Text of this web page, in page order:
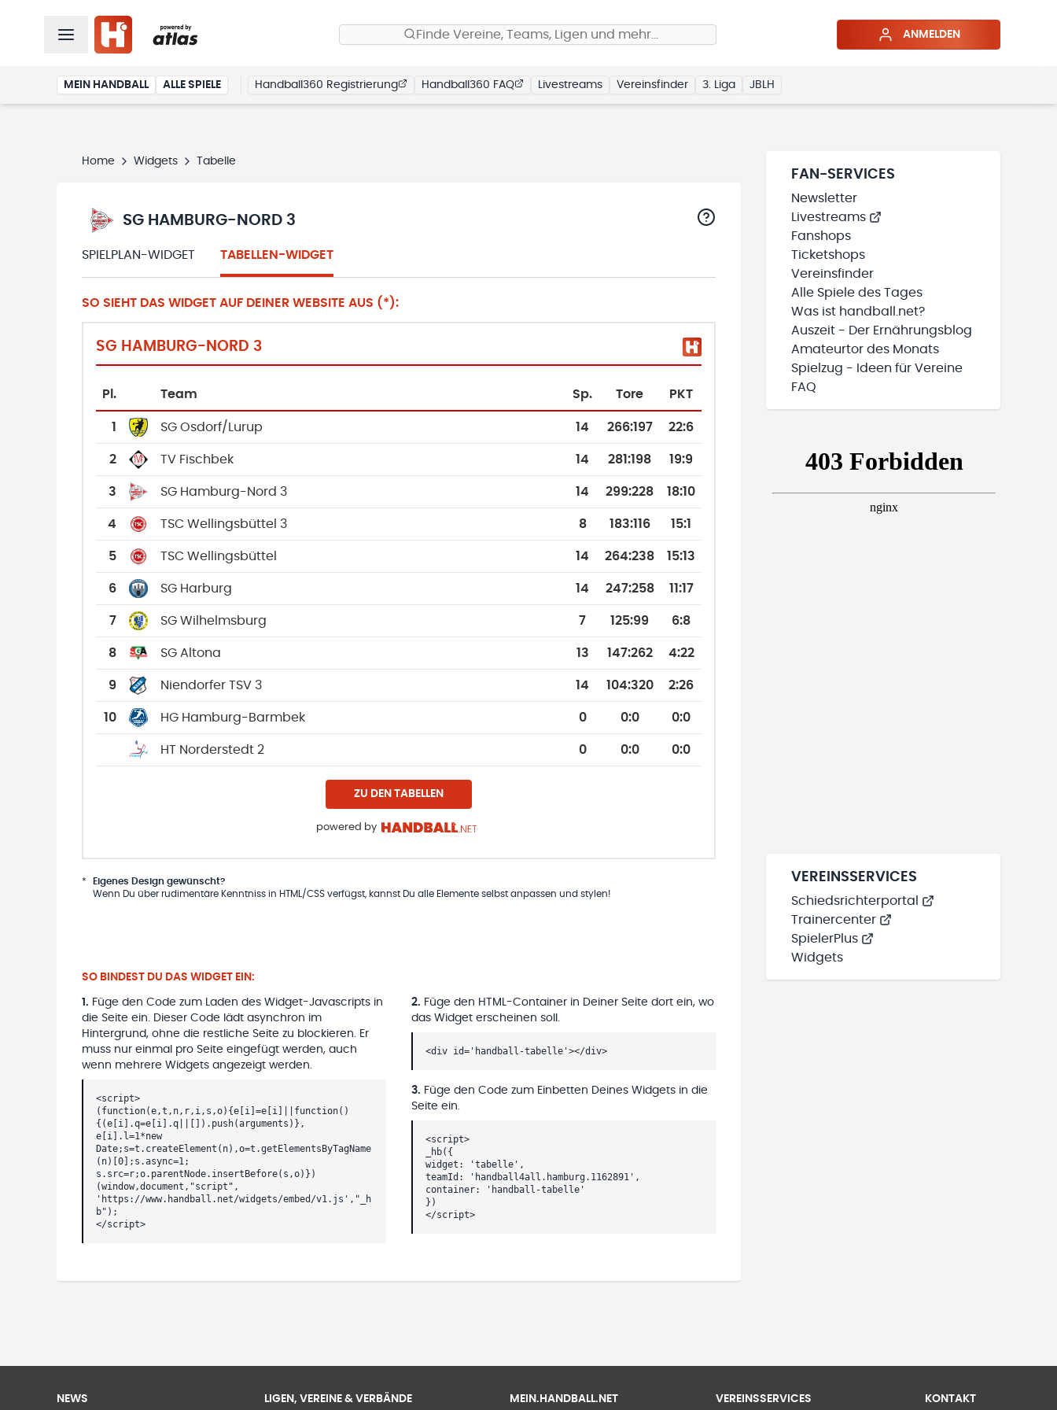
Finde Vereine, Teams, Ligen und mehr… ANMELDEN
MEIN HANDBALL ALLE SPIELE Handball360 Registrierung Handball360 FAQ Livestreams Vereinsfinder 3. Liga JBLH
Home Widgets Tabelle
SG HAMBURG-NORD 3
SPIELPLAN-WIDGET TABELLEN-WIDGET
SO SIEHT DAS WIDGET AUF DEINER WEBSITE AUS (*):
SG HAMBURG-NORD 3
Pl. Team Sp. Tore PKT
1 SG Osdorf/Lurup 14 266:197 22:6
2 TV Fischbek 14 281:198 19:9
3 SG Hamburg-Nord 3 14 299:228 18:10
4 TSC Wellingsbüttel 3 8 183:116 15:1
5 TSC Wellingsbüttel 14 264:238 15:13
6 SG Harburg 14 247:258 11:17
7 SG Wilhelmsburg 7 125:99 6:8
8 SG Altona 13 147:262 4:22
9 Niendorfer TSV 3 14 104:320 2:26
10 HG Hamburg-Barmbek 0 0:0 0:0
HT Norderstedt 2 0 0:0 0:0
ZU DEN TABELLEN
powered by
*
Eigenes Design gewünscht?
Wenn Du über rudimentäre Kenntniss in HTML/CSS verfügst, kannst Du alle Elemente selbst anpassen und stylen!
SO BINDEST DU DAS WIDGET EIN:
1 . Füge den Code zum Laden des Widget-Javascripts in
die Seite ein. Dieser Code lädt asynchron im
Hintergrund, ohne die restliche Seite zu blockieren. Er
muss nur einmal pro Seite eingefügt werden, auch
wenn mehrere Widgets angezeigt werden.
<script>
(function(e,t,n,r,i,s,o){e[i]=e[i]||function()
{(e[i].q=e[i].q||[]).push(arguments)},
e[i].l=1*new
Date;s=t.createElement(n),o=t.getElementsByTagName
(n)[0];s.async=1;
s.src=r;o.parentNode.insertBefore(s,o)})
(window,document,"script",
'https://www.handball.net/widgets/embed/v1.js',"_h
b");
</script>
2. Füge den HTML-Container in Deiner Seite dort ein, wo
das Widget erscheinen soll.
<div id='handball-tabelle'></div>
3. Füge den Code zum Einbetten Deines Widgets in die
Seite ein.
<script>
_hb({
widget: 'tabelle',
teamId: 'handball4all.hamburg.1162891',
container: 'handball-tabelle'
})
</script>
FAN-SERVICES
Newsletter
Livestreams
Fanshops
Ticketshops
Vereinsfinder
Alle Spiele des Tages
Was ist handball.net?
Auszeit - Der Ernährungsblog
Amateurtor des Monats
Spielzug - Ideen für Vereine
FAQ
VEREINSSERVICES
Schiedsrichterportal
Trainercenter
SpielerPlus
Widgets
NEWS LIGEN, VEREINE & VERBÄNDE MEIN.HANDBALL.NET VEREINSSERVICES KONTAKT